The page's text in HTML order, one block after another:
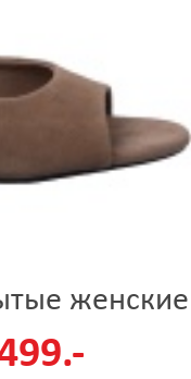
женские